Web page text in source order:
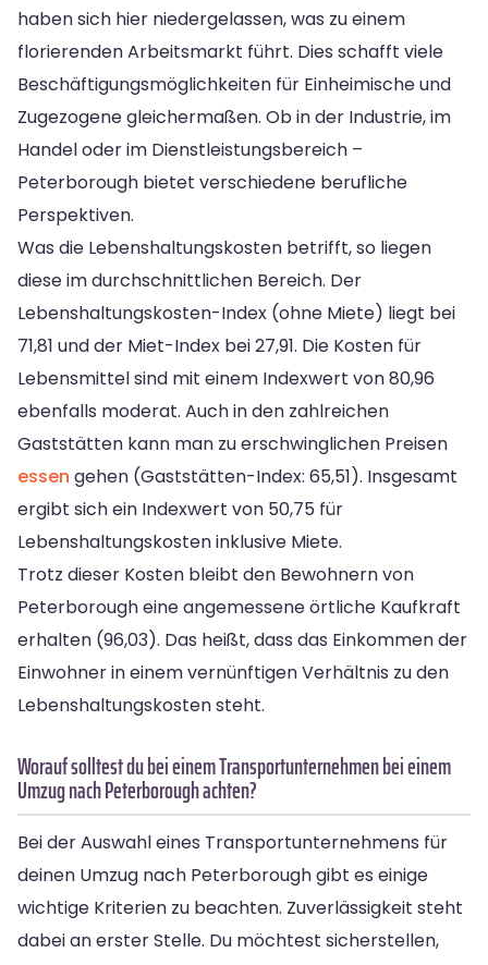
haben sich hier niedergelassen, was zu einem
florierenden Arbeitsmarkt führt. Dies schafft viele
Beschäftigungsmöglichkeiten für Einheimische und
Zugezogene gleichermaßen. Ob in der Industrie, im
Handel oder im Dienstleistungsbereich –
Peterborough bietet verschiedene berufliche
Perspektiven.
Was die Lebenshaltungskosten betrifft, so liegen
diese im durchschnittlichen Bereich. Der
Lebenshaltungskosten-Index (ohne Miete) liegt bei
71,81 und der Miet-Index bei 27,91. Die Kosten für
Lebensmittel sind mit einem Indexwert von 80,96
ebenfalls moderat. Auch in den zahlreichen
Gaststätten kann man zu erschwinglichen Preisen
essen gehen (Gaststätten-Index: 65,51). Insgesamt
ergibt sich ein Indexwert von 50,75 für
Lebenshaltungskosten inklusive Miete.
Trotz dieser Kosten bleibt den Bewohnern von
Peterborough eine angemessene örtliche Kaufkraft
erhalten (96,03). Das heißt, dass das Einkommen der
Einwohner in einem vernünftigen Verhältnis zu den
Lebenshaltungskosten steht.
Worauf solltest du bei einem Transportunternehmen bei einem
Umzug nach Peterborough achten?
Bei der Auswahl eines Transportunternehmens für
deinen Umzug nach Peterborough gibt es einige
wichtige Kriterien zu beachten. Zuverlässigkeit steht
dabei an erster Stelle. Du möchtest sicherstellen,